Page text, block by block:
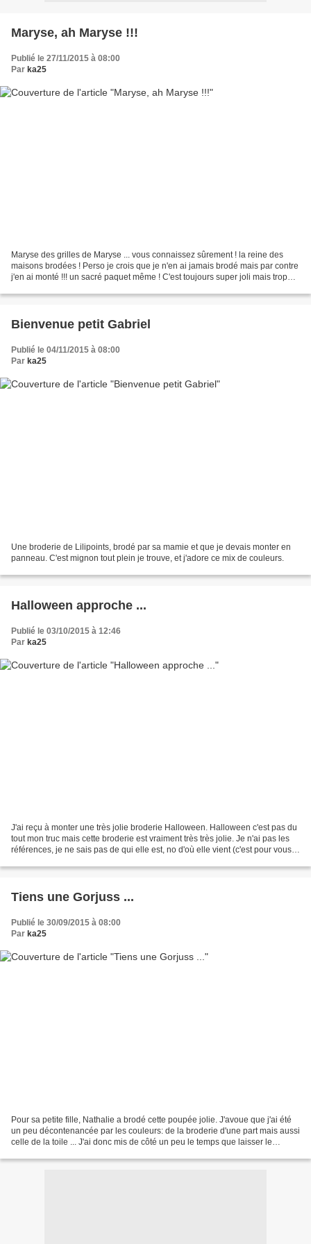
Maryse, ah Maryse !!!
Publié le 27/11/2015 à 08:00
Par ka25
Maryse des grilles de Maryse ... vous connaissez sûrement ! la reine des
maisons brodées ! Perso je crois que je n'en ai jamais brodé mais par contre
j'en ai monté !!! un sacré paquet même ! C'est toujours super joli mais trop
Bienvenue petit Gabriel
Publié le 04/11/2015 à 08:00
Par ka25
Une broderie de Lilipoints, brodé par sa mamie et que je devais monter en
panneau. C'est mignon tout plein je trouve, et j'adore ce mix de couleurs.
Halloween approche ...
Publié le 03/10/2015 à 12:46
Par ka25
J'ai reçu à monter une très jolie broderie Halloween. Halloween c'est pas du
tout mon truc mais cette broderie est vraiment très très jolie. Je n'ai pas les
références, je ne sais pas de qui elle est, no d'où elle vient (c'est pour vous
Tiens une Gorjuss ...
Publié le 30/09/2015 à 08:00
Par ka25
Pour sa petite fille, Nathalie a brodé cette poupée jolie. J'avoue que j'ai été
un peu décontenancée par les couleurs: de la broderie d'une part mais aussi
celle de la toile ... J'ai donc mis de côté un peu le temps que laisser le